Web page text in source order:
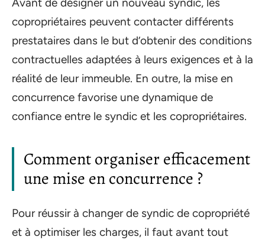
copropriétaires peuvent contacter différents
prestataires dans le but d’obtenir des conditions
contractuelles adaptées à leurs exigences et à la
réalité de leur immeuble. En outre, la mise en
concurrence favorise une dynamique de
confiance entre le syndic et les copropriétaires.
Comment organiser efficacement
une mise en concurrence ?
Pour réussir à changer de syndic de copropriété
et à optimiser les charges, il faut avant tout